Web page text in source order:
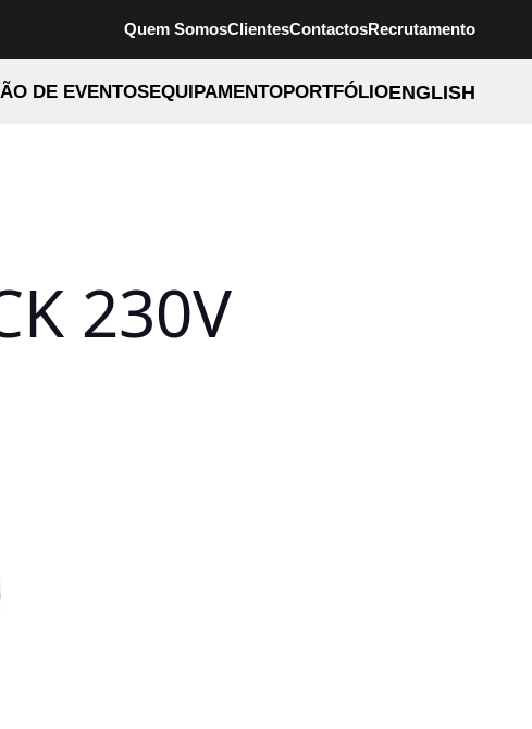
Quem SomosClientesContactosRecrutamento
DE EVENTOSEQUIPAMENTOPORTFÓLIOENGLISH
230V